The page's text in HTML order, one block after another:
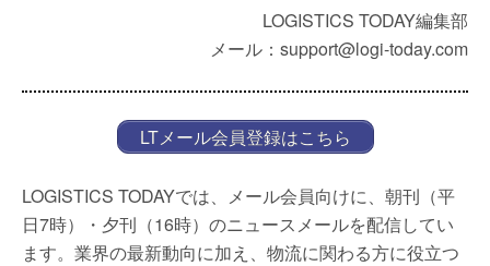
LOGISTICS TODAY編集部
メール：support@logi-today.com
LTメール会員登録はこちら
LOGISTICS TODAYでは、メール会員向けに、朝刊（平
日7時）・夕刊（16時）のニュースメールを配信してい
ます。業界の最新動向に加え、物流に関わる方に役立つ